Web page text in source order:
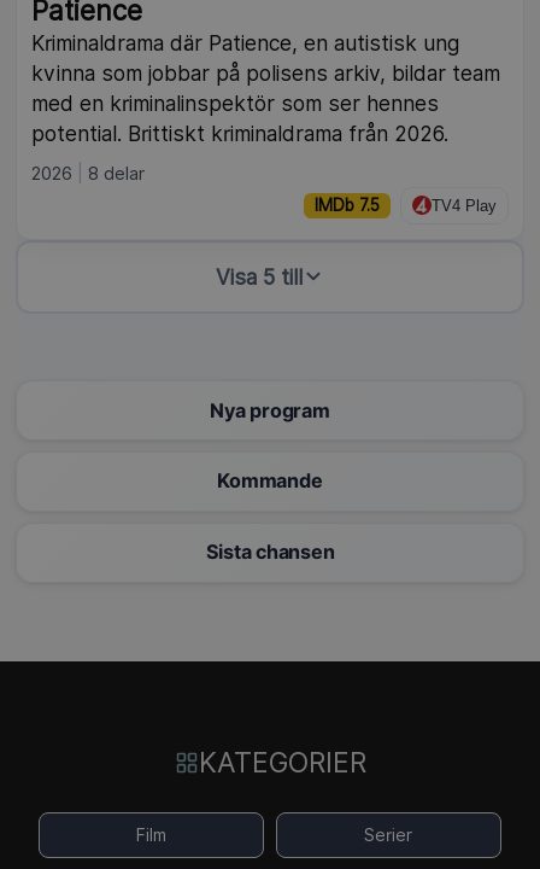
Patience
Kriminaldrama där Patience, en autistisk ung
kvinna som jobbar på polisens arkiv, bildar team
med en kriminalinspektör som ser hennes
potential. Brittiskt kriminaldrama från 2026.
2026 8 delar
IMDb 7.5 TV4 Play
Visa 5 till
Nya program
Kommande
Sista chansen
KATEGORIER
Film Serier